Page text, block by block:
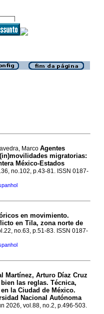
Marco Agentes
migratorias:
México-Estados
no.102, p.43-81. ISSN 0187-
en movimiento.
en Tila, zona norte de
no.63, p.51-83. ISSN 0187-
Martínez, Arturo Díaz Cruz
las reglas. Técnica,
la Ciudad de México.
Nacional Autónoma
2026, vol.88, no.2, p.496-503.